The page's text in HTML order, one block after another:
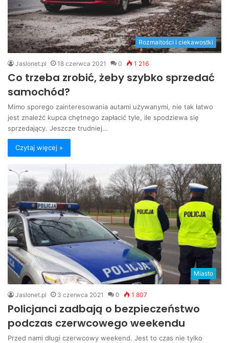
Rozmaitości i ciekawostki
Jaslonet.pl 18 czerwca 2021 0 1 216
Co trzeba zrobić, żeby szybko sprzedać
samochód?
Mimo sporego zainteresowania autami używanymi, nie tak łatwo
jest znaleźć kupca chętnego zapłacić tyle, ile spodziewa się
sprzedający. Jeszcze trudniej…
Czytaj więcej »
Miasto
Jaslonet.pl 3 czerwca 2021 0 1 807
Policjanci zadbają o bezpieczeństwo
podczas czerwcowego weekendu
Przed nami długi czerwcowy weekend. Jest to czas nie tylko